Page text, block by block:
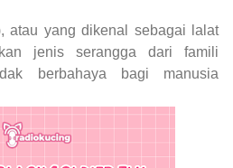
atau yang dikenal sebagai lalat
jenis serangga dari famili
berbahaya bagi manusia